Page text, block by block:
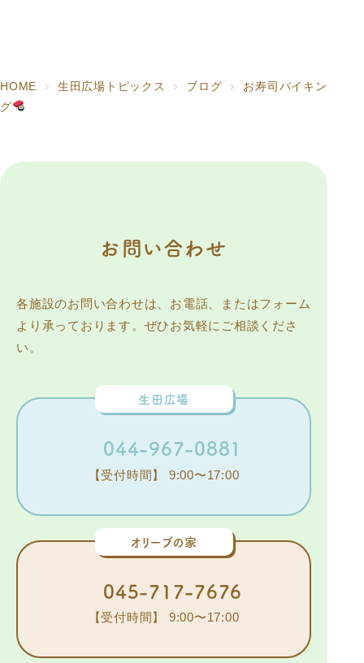
HOME 生田広場トピックス ブログ
お寿司バイキン
グ
お問い合わせ
各施設のお問い合わせは、お電話、またはフォーム
より承っております。ぜひお気軽にご相談くださ
い。
生田広場
044-967-0881
【受付時間】 9:00〜17:00
オリーブの家
045-717-7676
【受付時間】 9:00〜17:00